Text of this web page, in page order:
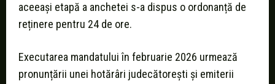
aceeași etapă a anchetei s-a dispus o ordonanță de
reținere pentru 24 de ore.
Executarea mandatului în februarie 2026 urmează
pronunțării unei hotărâri judecătorești și emiterii